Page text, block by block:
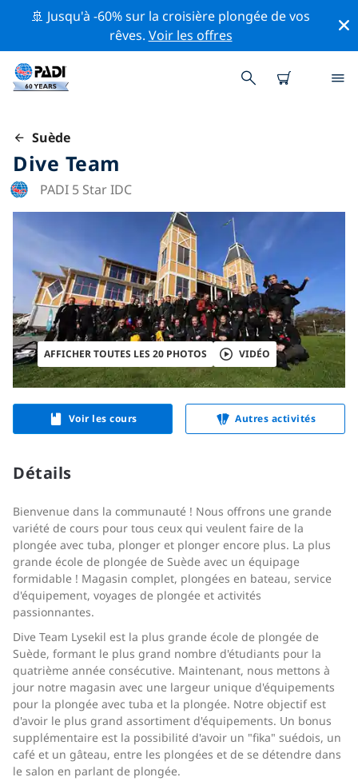
🚢 Jusqu'à -60% sur la croisière plongée de vos
rêves. Voir les offres
Suède
Dive Team
PADI 5 Star IDC
AFFICHER TOUTES LES 20 PHOTOS VIDÉO
Voir les cours Autres activités
Détails
Bienvenue dans la communauté ! Nous offrons une grande
variété de cours pour tous ceux qui veulent faire de la
plongée avec tuba, plonger et plonger encore plus. La plus
grande école de plongée de Suède avec un équipage
formidable ! Magasin complet, plongées en bateau, service
d'équipement, voyages de plongée et activités
passionnantes.
Dive Team Lysekil est la plus grande école de plongée de
Suède, formant le plus grand nombre d'étudiants pour la
quatrième année consécutive. Maintenant, nous mettons à
jour notre magasin avec une largeur unique d'équipements
pour la plongée avec tuba et la plongée. Notre objectif est
d'avoir le plus grand assortiment d'équipements. Un bonus
supplémentaire est la possibilité d'avoir un "fika" suédois, un
café et un gâteau, entre les plongées et de se détendre dans
le salon en parlant de plongée.